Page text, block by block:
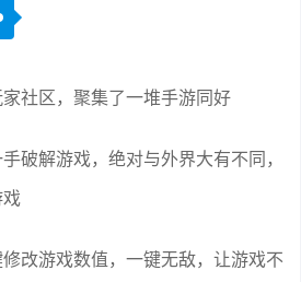
社区，聚集了一堆手游同好
破解游戏，绝对与外界大有不同，
改游戏数值，一键无敌，让游戏不